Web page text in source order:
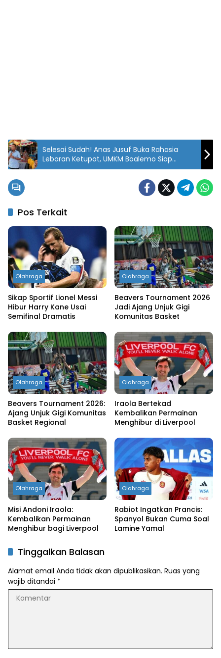
Selesai Sudah! Anas Jusuf Buka Rahasia
Lebaran Ketupat, UMKM Boalemo Siap
Meroket!
Pos Terkait
Olahraga
Sikap Sportif Lionel Messi
Hibur Harry Kane Usai
Semifinal Dramatis
Olahraga
Beavers Tournament 2026
Jadi Ajang Unjuk Gigi
Komunitas Basket
Olahraga
Beavers Tournament 2026:
Ajang Unjuk Gigi Komunitas
Basket Regional
Olahraga
Iraola Bertekad
Kembalikan Permainan
Menghibur di Liverpool
Olahraga
Misi Andoni Iraola:
Kembalikan Permainan
Menghibur bagi Liverpool
Olahraga
Rabiot Ingatkan Prancis:
Spanyol Bukan Cuma Soal
Lamine Yamal
Tinggalkan Balasan
Alamat email Anda tidak akan dipublikasikan. Ruas yang
wajib ditandai *